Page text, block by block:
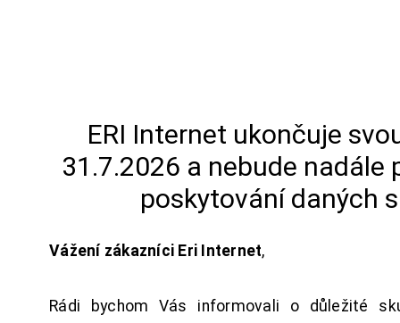
ERI Internet ukončuje
31.7.2026 a nebude nadále
poskytování daných
Vážení zákazníci Eri Internet,
Rádi bychom Vás informovali o důležité